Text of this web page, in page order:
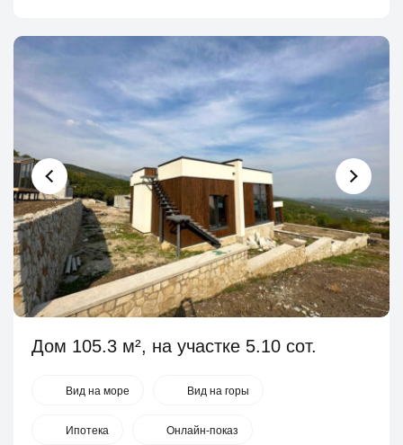
Дом 105.3 м², на участке 5.10 сот.
Вид на море Вид на горы
Ипотека Онлайн-показ